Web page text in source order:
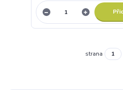
strana